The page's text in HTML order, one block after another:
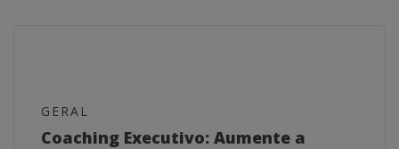
GERAL
Coaching Executivo: Aumente a